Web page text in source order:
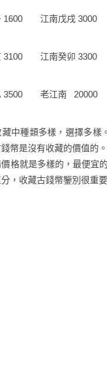
江南戊戌 3000
江南癸卯 3300
老江南 20000
種類多樣，選擇多樣
幣是沒有收藏的價值的
格就是多樣的，最便宜
，收藏古錢幣鑒別很重要